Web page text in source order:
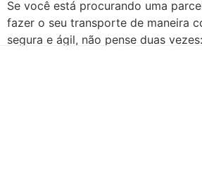
Se você está procurando uma
fazer o seu transporte de maneira
segura e ágil, não pense duas